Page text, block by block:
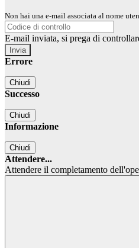
Non hai una e-mail associata al nome
E-mail inviata, si prega di
Errore
Chiudi
Successo
Chiudi
Informazione
Chiudi
Attendere...
Attendere il completamento